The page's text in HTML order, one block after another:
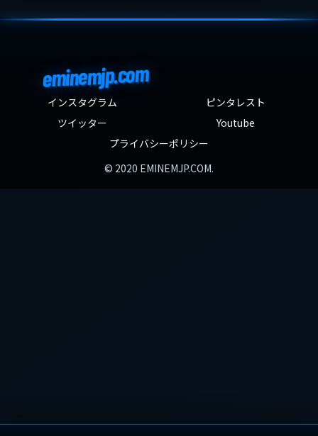
eminemjp.com
インスタグラム
ピンタレスト
ツイッター
Youtube
プライバシーポリシー
© 2020 EMINEMJP.COM.